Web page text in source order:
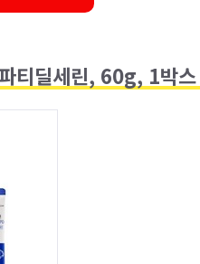
티딜세린, 60g, 1박스